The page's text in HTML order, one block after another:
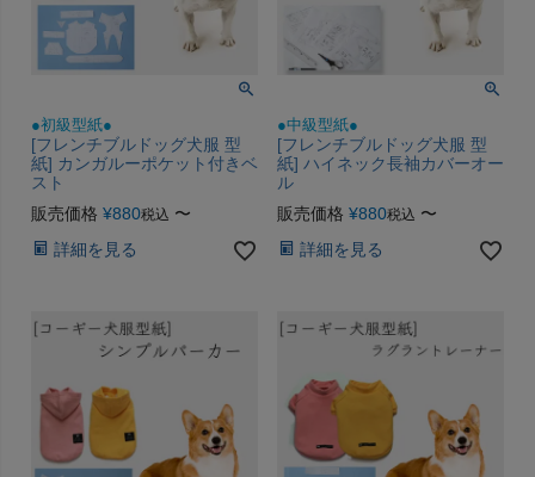
●初級型紙●
[フレンチブルドッグ犬服 型
紙] カンガルーポケット付きベ
スト
販売価格 ¥880税込 〜
詳細を見る
●中級型紙●
[フレンチブルドッグ犬服 型
紙] ハイネック長袖カバーオー
ル
販売価格 ¥880税込 〜
詳細を見る